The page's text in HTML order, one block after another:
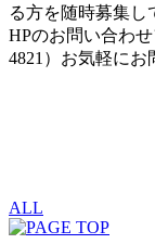
る方を随時募集し
HPのお問い合わ
4821）お気軽にお
ALL